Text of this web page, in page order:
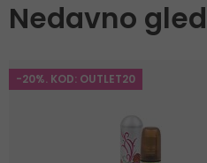
Nedavno
-20%. KOD: OUTLET20